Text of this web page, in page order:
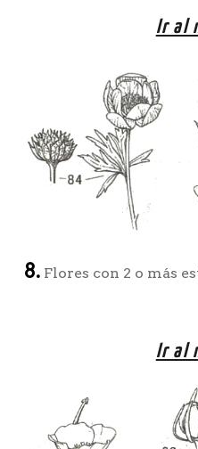
Ir al
8.Flores con 2 o más
Ir al